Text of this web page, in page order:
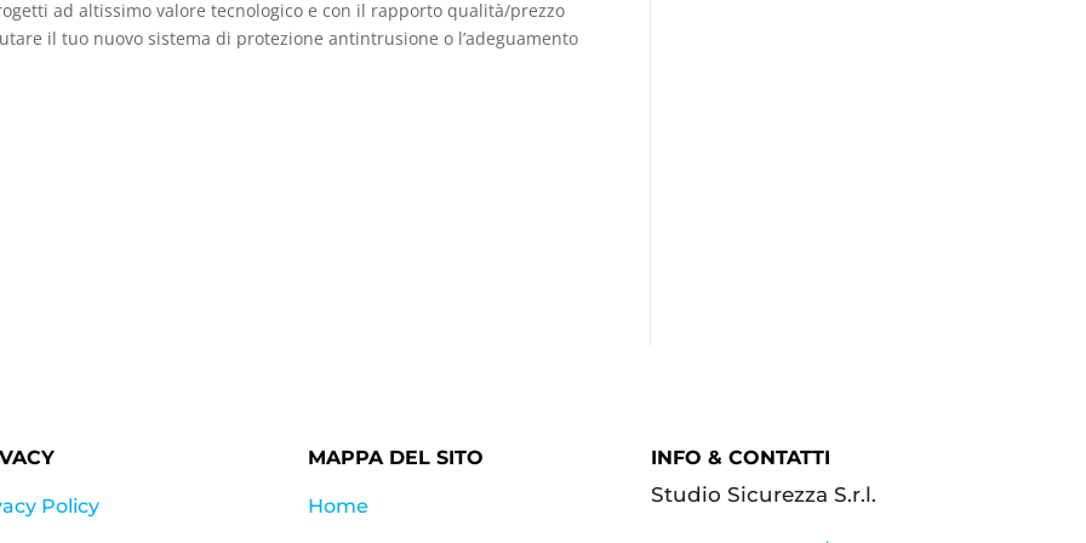
ad altissimo valore tecnologico e con il rapporto qualità/prezzo
il tuo nuovo sistema di protezione antintrusione o l’adeguamento
Policy
MAPPA DEL SITO
Home
INFO & CONTATTI
Studio Sicurezza S.r.l.